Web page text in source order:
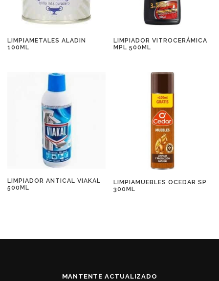
LIMPIAMETALES ALADIN
100ML
LIMPIADOR VITROCERÁMICA
MPL 500ML
LIMPIADOR ANTICAL VIAKAL
500ML
LIMPIAMUEBLES OCEDAR SP
300ML
MANTENTE ACTUALIZADO